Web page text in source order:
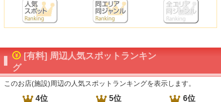
[有料] 周辺人気スポットランキン
グ
このお店(施設)周辺の人気スポットランキングを表示します。
4位 5位 6位